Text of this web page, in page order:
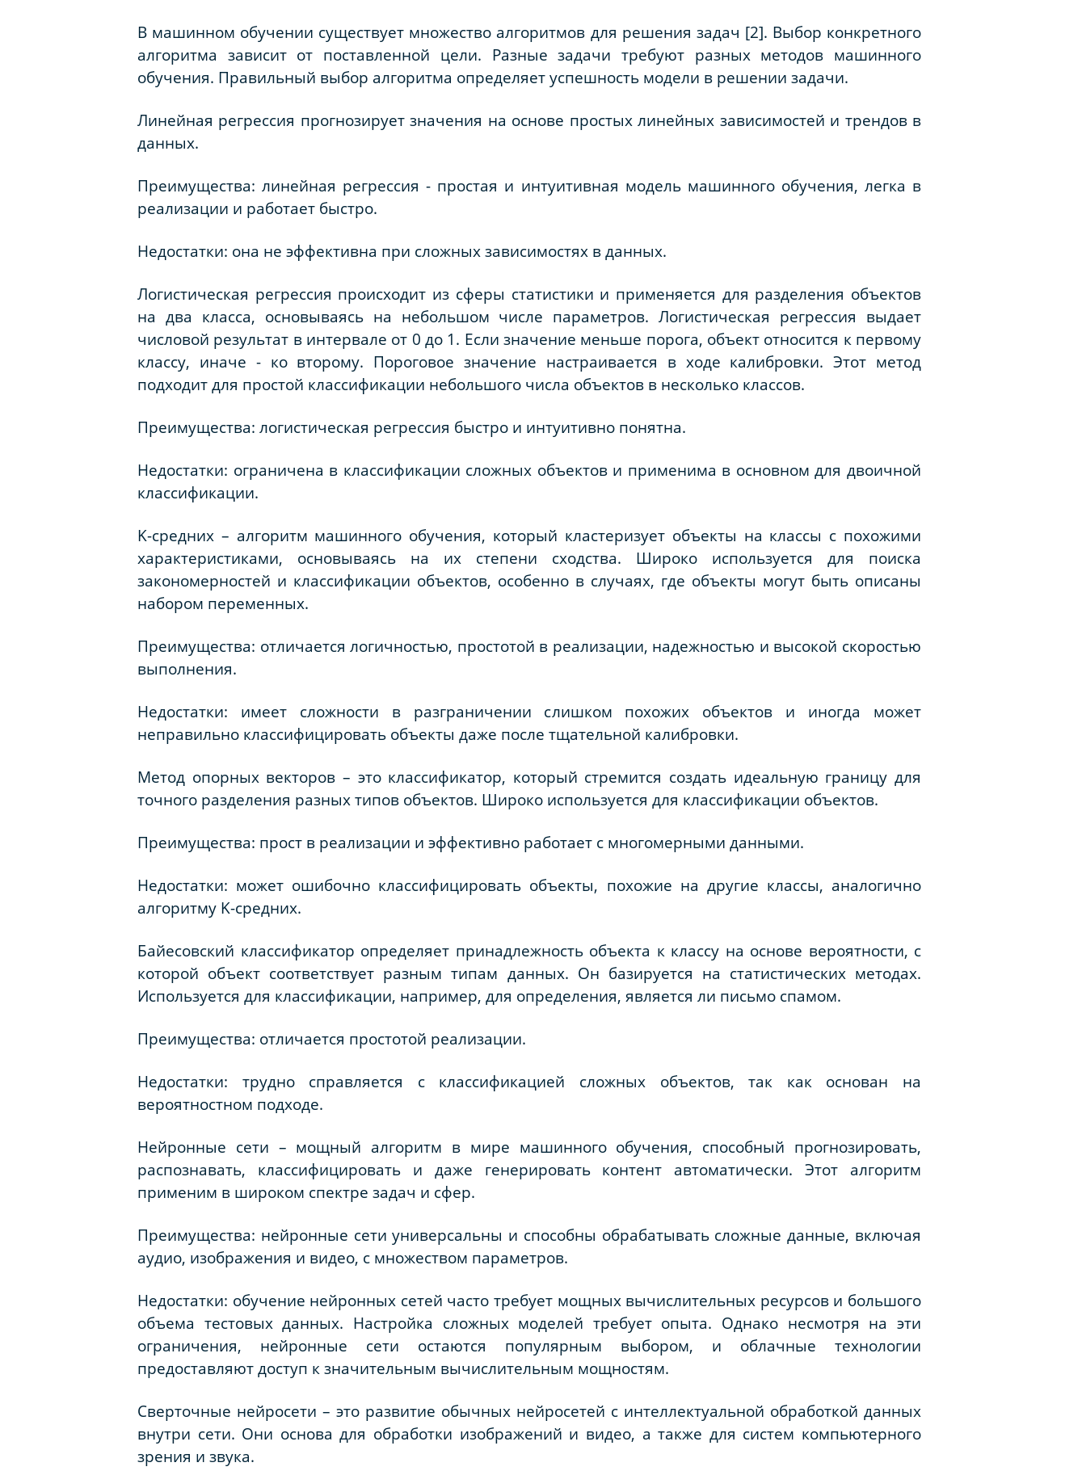
В машинном обучении существует множество алгоритмов для решения задач [2]. Выбор конкретного
алгоритма зависит от поставленной цели. Разные задачи требуют разных методов машинного
обучения. Правильный выбор алгоритма определяет успешность модели в решении задачи.
Линейная регрессия прогнозирует значения на основе простых линейных зависимостей и трендов в
данных.
Преимущества: линейная регрессия - простая и интуитивная модель машинного обучения, легка в
реализации и работает быстро.
Недостатки: она не эффективна при сложных зависимостях в данных.
Логистическая регрессия происходит из сферы статистики и применяется для разделения объектов
на два класса, основываясь на небольшом числе параметров. Логистическая регрессия выдает
числовой результат в интервале от 0 до 1. Если значение меньше порога, объект относится к первому
классу, иначе - ко второму. Пороговое значение настраивается в ходе калибровки. Этот метод
подходит для простой классификации небольшого числа объектов в несколько классов.
Преимущества: логистическая регрессия быстро и интуитивно понятна.
Недостатки: ограничена в классификации сложных объектов и применима в основном для двоичной
классификации.
K-средних – алгоритм машинного обучения, который кластеризует объекты на классы с похожими
характеристиками, основываясь на их степени сходства. Широко используется для поиска
закономерностей и классификации объектов, особенно в случаях, где объекты могут быть описаны
набором переменных.
Преимущества: отличается логичностью, простотой в реализации, надежностью и высокой скоростью
выполнения.
Недостатки: имеет сложности в разграничении слишком похожих объектов и иногда может
неправильно классифицировать объекты даже после тщательной калибровки.
Метод опорных векторов – это классификатор, который стремится создать идеальную границу для
точного разделения разных типов объектов. Широко используется для классификации объектов.
Преимущества: прост в реализации и эффективно работает с многомерными данными.
Недостатки: может ошибочно классифицировать объекты, похожие на другие классы, аналогично
алгоритму K-средних.
Байесовский классификатор определяет принадлежность объекта к классу на основе вероятности, с
которой объект соответствует разным типам данных. Он базируется на статистических методах.
Используется для классификации, например, для определения, является ли письмо спамом.
Преимущества: отличается простотой реализации.
Недостатки: трудно справляется с классификацией сложных объектов, так как основан на
вероятностном подходе.
Нейронные сети – мощный алгоритм в мире машинного обучения, способный прогнозировать,
распознавать, классифицировать и даже генерировать контент автоматически. Этот алгоритм
применим в широком спектре задач и сфер.
Преимущества: нейронные сети универсальны и способны обрабатывать сложные данные, включая
аудио, изображения и видео, с множеством параметров.
Недостатки: обучение нейронных сетей часто требует мощных вычислительных ресурсов и большого
объема тестовых данных. Настройка сложных моделей требует опыта. Однако несмотря на эти
ограничения, нейронные сети остаются популярным выбором, и облачные технологии
предоставляют доступ к значительным вычислительным мощностям.
Сверточные нейросети – это развитие обычных нейросетей с интеллектуальной обработкой данных
внутри сети. Они основа для обработки изображений и видео, а также для систем компьютерного
зрения и звука.